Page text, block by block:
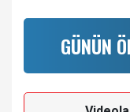
GÜNÜN